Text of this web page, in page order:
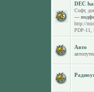
DEC
Софт,
—
http://
PDP-11
Авто